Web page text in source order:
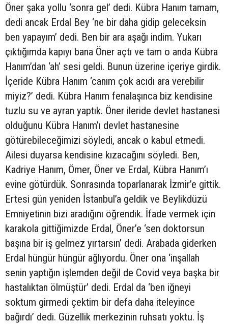
Öner şaka yollu ‘sonra gel’ dedi. Kübra Hanım tamam,
dedi ancak Erdal Bey ‘ne bir daha gidip geleceksin
ben yapayım’ dedi. Ben bir ara aşağı indim. Yukarı
çıktığımda kapıyı bana Öner açtı ve tam o anda Kübra
Hanım’dan ‘ah’ sesi geldi. Bunun üzerine içeriye girdik.
İçeride Kübra Hanım ‘canım çok acıdı ara verebilir
miyiz?’ dedi. Kübra Hanım fenalaşınca biz kendisine
tuzlu su ve ayran yaptık. Öner ileride devlet hastanesi
olduğunu Kübra Hanım’ı devlet hastanesine
götürebileceğimizi söyledi, ancak o kabul etmedi.
Ailesi duyarsa kendisine kızacağını söyledi. Ben,
Kadriye Hanım, Ömer, Öner ve Erdal, Kübra Hanım’ı
evine götürdük. Sonrasında toparlanarak İzmir’e gittik.
Ertesi gün yeniden İstanbul’a geldik ve Beylikdüzü
Emniyetinin bizi aradığını öğrendik. İfade vermek için
karakola gittiğimizde Erdal, Öner’e ‘sen doktorsun
başına bir iş gelmez yırtarsın’ dedi. Arabada giderken
Erdal hüngür hüngür ağlıyordu. Öner ona ‘inşallah
senin yaptığın işlemden değil de Covid veya başka bir
hastalıktan ölmüştür’ dedi. Erdal da ‘ben iğneyi
soktum girmedi çektim bir defa daha iteleyince
bağırdı’ dedi. Güzellik merkezinin ruhsatı yoktu. İş